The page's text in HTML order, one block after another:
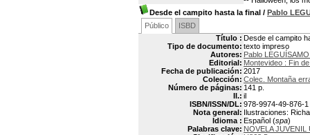
Desde el campito hasta la final / Pablo
Público
ISBD
Título : Desde el campito
Tipo de documento: texto impreso
Autores: Pablo
Editorial: Montevideo : Fin
Fecha de publicación: 2017
Colección: Colec. Montaña
Número de páginas: 141 p.
Il.: il
ISBN/ISSN/DL: 978-9974-49-876-1
Nota general: Ilustraciones:
Idioma : Español (spa)
Palabras clave: NOVELA JUVENIL